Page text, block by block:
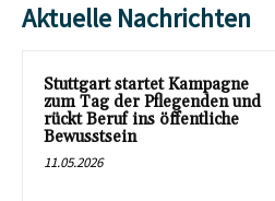
Aktuelle Nachrichten
Stuttgart startet Kampagne
zum Tag der Pflegenden und
rückt Beruf ins öffentliche
Bewusstsein
11.05.2026